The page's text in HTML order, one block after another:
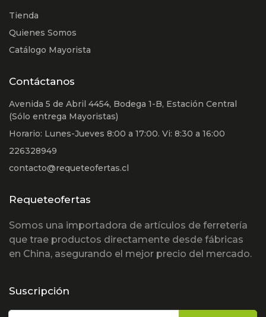
Tienda
Quienes Somos
Catálogo Mayorista
Contáctanos
Avenida 5 de Abril 4454, Bodega 1-B, Estación Central
(Sólo entrega Mayoristas)
Horario: Lunes-Jueves 8:00 a 17:00. Vi: 8:30 a 16:00
226328949
contacto@requeteofertas.cl
Requeteofertas
Somos una importadora de artículos de ferretería
que trae productos directamente desde fábricas
en China, asegurando el mejor precio del mercado.
Suscripción